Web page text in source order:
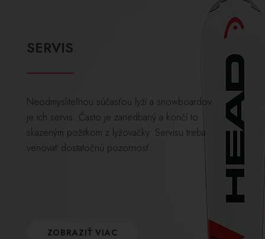
SERVIS
Neodmysliteľnou súčasťou lyží a snowboardov
je ich servis. Často je zanedbaný a končí to
skazeným požitkom z lyžovačky. Servisu treba
venovať dostatočnú pozornosť.
ZOBRAZIŤ VIAC